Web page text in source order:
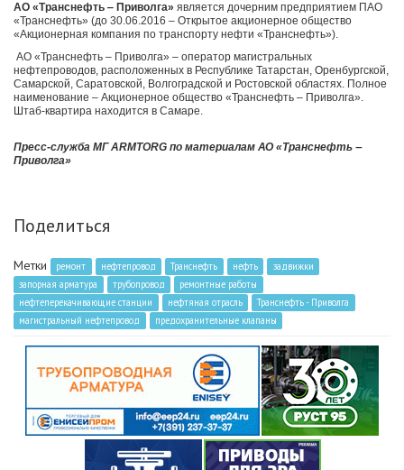
АО «Транснефть ‒ Приволга» является дочерним предприятием ПАО
«Транснефть» (до 30.06.2016 ‒ Открытое акционерное общество
«Акционерная компания по транспорту нефти «Транснефть»).
АО «Транснефть ‒ Приволга» ‒ оператор магистральных
нефтепроводов, расположенных в Республике Татарстан, Оренбургской,
Самарской, Саратовской, Волгоградской и Ростовской областях. Полное
наименование ‒ Акционерное общество «Транснефть ‒ Приволга».
Штаб-квартира находится в Самаре.
Пресс-служба МГ ARMTORG по материалам АО «Транснефть ‒
Приволга»
Поделиться
Метки ремонт нефтепровод Транснефть нефть
задвижки
запорная арматура
трубопровод
ремонтные работы
нефтеперекачивающие станции
нефтяная отрасль
Транснефть - Приволга
магистральный нефтепровод
предохранительные клапаны